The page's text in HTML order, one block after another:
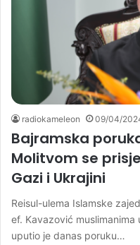
radiokameleon 09/04/
Bajramska
Molitvom se
Gazi i Ukrajini
Reisul-ulema Islamske
ef. Kavazović muslimanima
uputio je danas poruku…